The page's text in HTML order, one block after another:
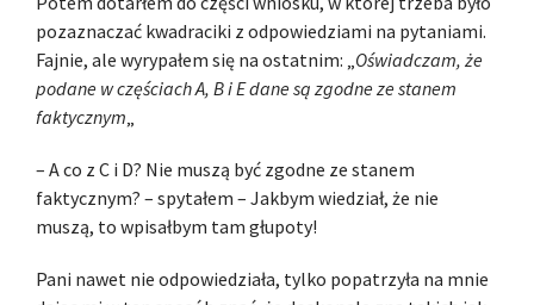
pozaznaczać kwadraciki z odpowiedziami na pytaniami.
Fajnie, ale wyrypałem się na ostatnim: „ Oświadczam, że
podane w częściach A, B i E dane są zgodne ze stanem
faktycznym
– A co z C i D? Nie muszą być zgodne ze stanem
faktycznym? – spytałem – Jakbym wiedział, że nie
muszą, to wpisałbym tam głupoty!
Pani nawet nie odpowiedziała, tylko popatrzyła na mnie